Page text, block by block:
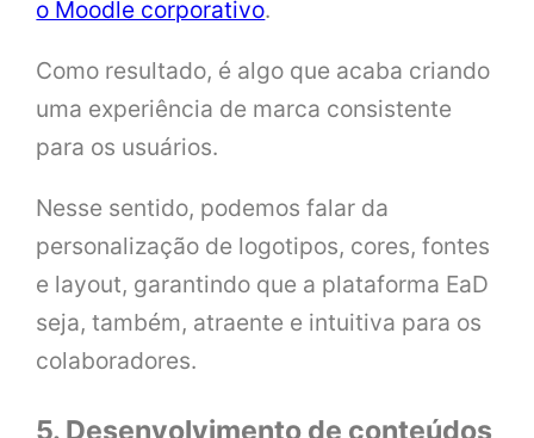
o Moodle corporativo.
Como resultado, é algo que acaba criando
uma experiência de marca consistente
para os usuários.
Nesse sentido, podemos falar da
personalização de logotipos, cores, fontes
e layout, garantindo que a plataforma EaD
seja, também, atraente e intuitiva para os
colaboradores.
5. Desenvolvimento de conteúdos